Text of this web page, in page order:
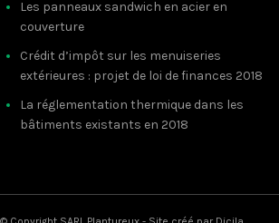
Les panneaux sandwich en acier en
couverture
Crédit d’impôt sur les menuiseries
extérieures : projet de loi de finances 2018
La réglementation thermique dans les
bâtiments existants en 2018